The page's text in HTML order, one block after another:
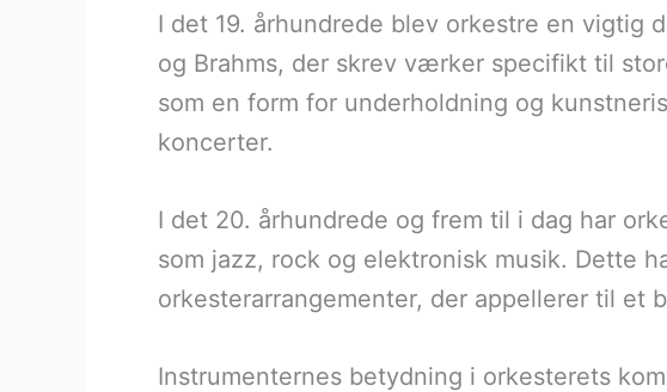
I det 19. århundrede blev orkestre en vigtig
og Brahms, der skrev værker specifikt til
som en form for underholdning og
koncerter.
I det 20. århundrede og frem til i dag har
som jazz, rock og elektronisk musik. Dette
orkesterarrangementer, der appellerer til et
Instrumenternes betydning i orkesterets